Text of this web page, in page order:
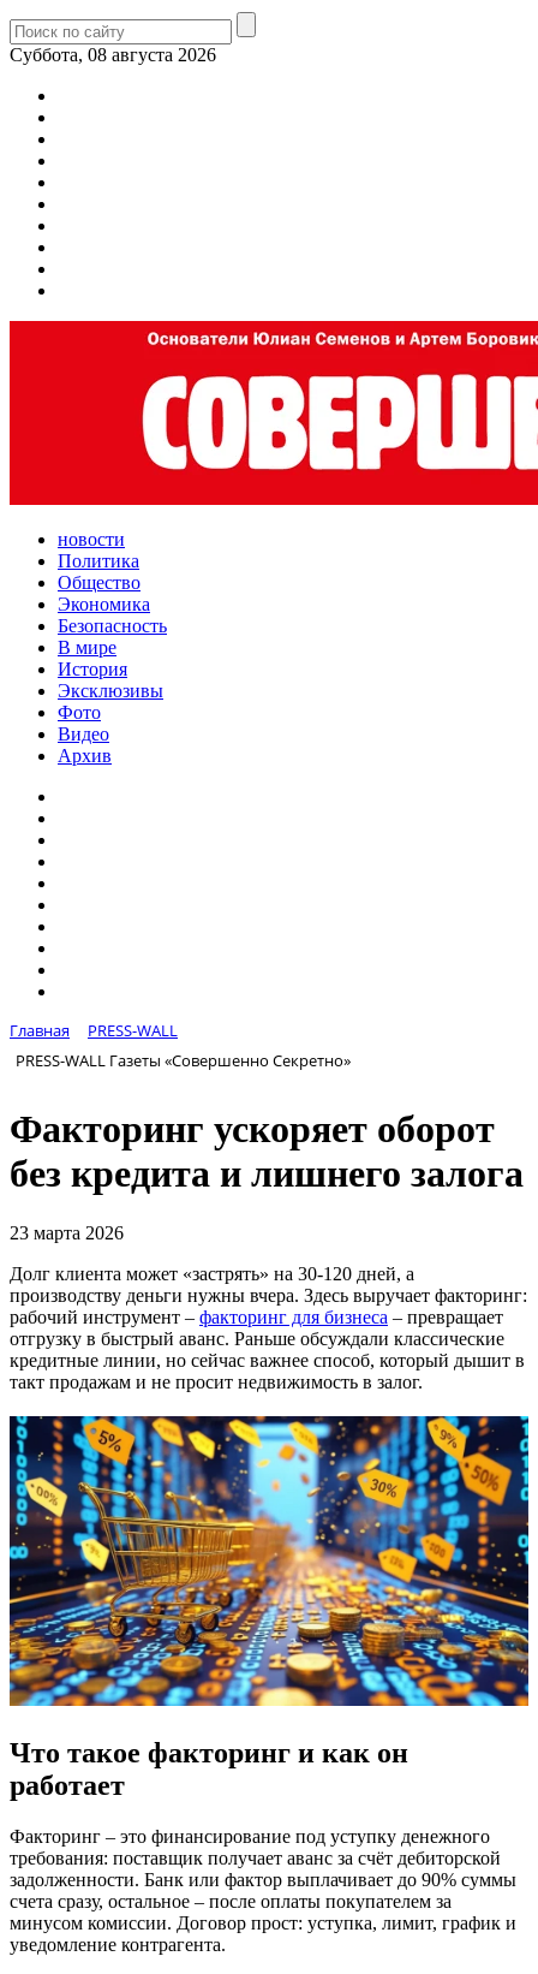
Суббота, 08 августа 2026
новости
Политика
Общество
Экономика
Безопасность
В мире
История
Эксклюзивы
Фото
Видео
Архив
Главная
PRESS-WALL
PRESS-WALL Газеты «Совершенно Секретно»
Факторинг ускоряет оборот
без кредита и лишнего залога
23 марта 2026
Долг клиента может «застрять» на 30-120 дней, а
производству деньги нужны вчера. Здесь выручает факторинг:
рабочий инструмент – факторинг для бизнеса – превращает
отгрузку в быстрый аванс. Раньше обсуждали классические
кредитные линии, но сейчас важнее способ, который дышит в
такт продажам и не просит недвижимость в залог.
Что такое факторинг и как он
работает
Факторинг – это финансирование под уступку денежного
требования: поставщик получает аванс за счёт дебиторской
задолженности. Банк или фактор выплачивает до 90% суммы
счета сразу, остальное – после оплаты покупателем за
минусом комиссии. Договор прост: уступка, лимит, график и
уведомление контрагента.